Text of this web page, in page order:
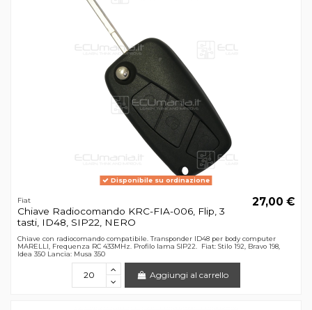
Disponibile su ordinazione
Fiat
Chiave Radiocomando KRC-FIA-006, Flip, 3
tasti, ID48, SIP22, NERO
27,00 €
Chiave con radiocomando compatibile. Transponder ID48 per body computer
MARELLI, Frequenza RC 433MHz. Profilo lama SIP22. Fiat: Stilo 192, Bravo 198,
Idea 350 Lancia: Musa 350
Aggiungi al carrello